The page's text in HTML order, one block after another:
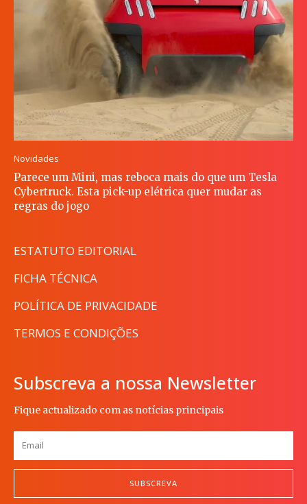
Novidades
Parece um Mini, mas reboca mais do que um Tesla
Cybertruck. Esta pick-up elétrica quer mudar as
regras do jogo
ESTATUTO EDITORIAL
FICHA TÉCNICA
POLÍTICA DE PRIVACIDADE
TERMOS E CONDIÇÕES
Subscreva a nossa Newsletter
Fique actualizado com as notícias principais
SUBSCREVA